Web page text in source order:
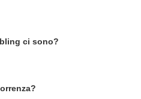
ci sono?